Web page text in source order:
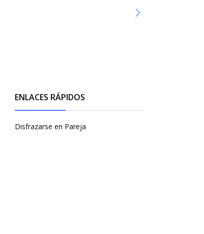
ENLACES RÁPIDOS
Disfrazarse en Pareja